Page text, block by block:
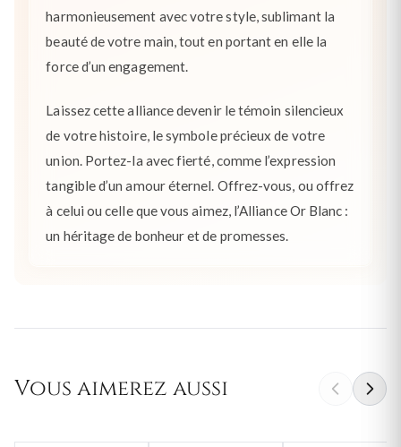
harmonieusement avec votre style, sublimant la
beauté de votre main, tout en portant en elle la
force d’un engagement.
Laissez cette alliance devenir le témoin silencieux
de votre histoire, le symbole précieux de votre
union. Portez-la avec fierté, comme l’expression
tangible d’un amour éternel. Offrez-vous, ou offrez
à celui ou celle que vous aimez, l’Alliance Or Blanc :
un héritage de bonheur et de promesses.
Vous aimerez aussi